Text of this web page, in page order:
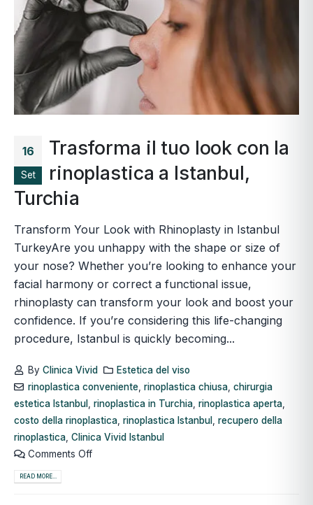
16
Set
Trasforma il tuo look con la
rinoplastica a Istanbul,
Turchia
Transform Your Look with Rhinoplasty in Istanbul
TurkeyAre you unhappy with the shape or size of
your nose? Whether you’re looking to enhance your
facial harmony or correct a functional issue,
rhinoplasty can transform your look and boost your
confidence. If you’re considering this life-changing
procedure, Istanbul is quickly becoming...
By Clinica Vivid
Estetica del viso
rinoplastica conveniente, rinoplastica chiusa, chirurgia
estetica Istanbul rinoplastica in Turchia rinoplastica aperta
costo della rinoplastica rinoplastica Istanbul recupero della
rinoplastica Clinica Vivid Istanbul
Comments Off
READ MORE...